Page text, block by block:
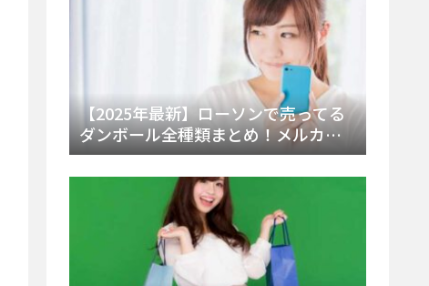
【2025年最新】ローソンで売ってる
ダンボール全種類まとめ！メルカリ
便・ゆうパック対応サイズと価格を
徹底解説